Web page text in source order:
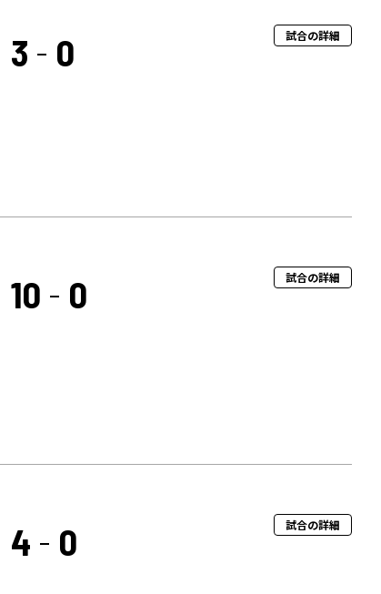
3 0 試合の詳細
10 0 試合の詳細
4 0 試合の詳細